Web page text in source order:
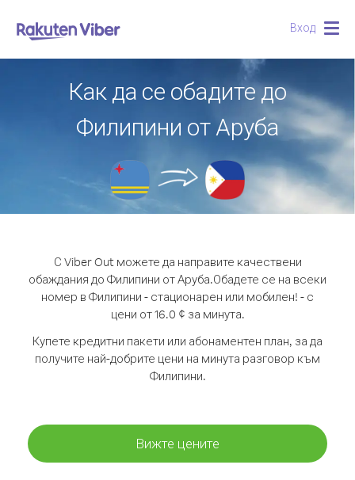
Вход
Как да се обадите до
Филипини от Аруба
С Viber Out можете да направите качествени
обаждания до Филипини от Аруба.Обадете се на всеки
номер в Филипини - стационарен или мобилен! - с
цени от 16.0 ¢ за минута.
Купете кредитни пакети или абонаментен план, за да
получите най-добрите цени на минута разговор към
Филипини.
Вижте цените